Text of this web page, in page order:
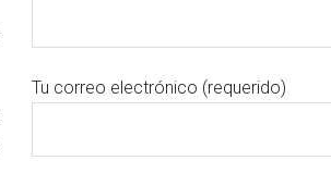
Tu correo electrónico (requerido)